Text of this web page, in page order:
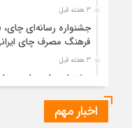
3 هفته قبل
جشنواره رسانه‌ای
فرهنگ مصرف چای
3 هفته قبل
جشنواره ملی چای،
ایرانی!؟
4 هفته قبل
اخبار مهم